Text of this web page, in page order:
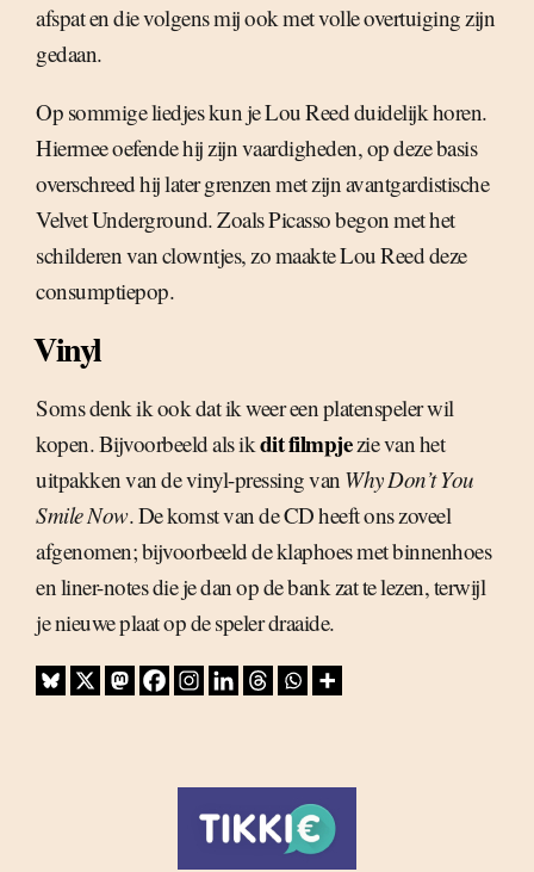
afspat en die volgens mij ook met volle overtuiging zijn
gedaan.
Op sommige liedjes kun je Lou Reed duidelijk horen.
Hiermee oefende hij zijn vaardigheden, op deze basis
overschreed hij later grenzen met zijn avantgardistische
Velvet Underground. Zoals Picasso begon met het
schilderen van clowntjes, zo maakte Lou Reed deze
consumptiepop.
Vinyl
Soms denk ik ook dat ik weer een platenspeler wil
kopen. Bijvoorbeeld als ikdit filmpjezie van het
uitpakken van de vinyl-pressing van Why Don’t You
Smile Now. De komst van de CD heeft ons zoveel
afgenomen; bijvoorbeeld de klaphoes met binnenhoes
en liner-notes die je dan op de bank zat te lezen, terwijl
je nieuwe plaat op de speler draaide.